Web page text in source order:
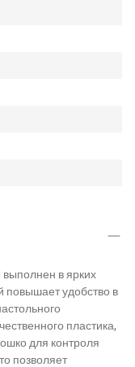
в ярких
повышает удобство в
пластика,
для контроля
позволяет